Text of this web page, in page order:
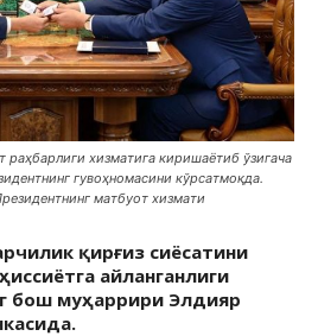
хизматига киришаётиб ўзигача
гувоҳномасини кўрсатмоқда.
матбуот хизмати
қирғиз сиёсатини
айланганлиги
бош муҳаррири Элдияр